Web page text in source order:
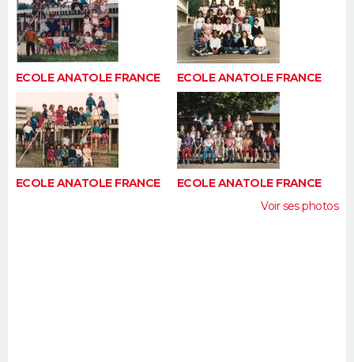
ECOLE ANATOLE FRANCE ECOLE ANATOLE FRANCE
ECOLE ANATOLE FRANCE
ECOLE ANATOLE FRANCE
Voir ses photos